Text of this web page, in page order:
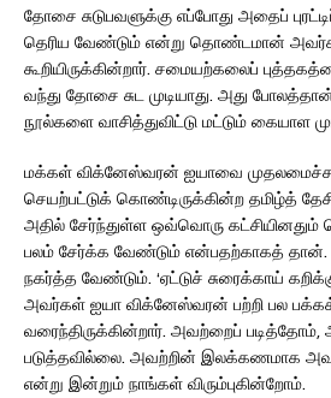
தோசை சுடுபவளுக்கு எப்போது அதைப்
தெரிய வேண்டும் என்று தொண்டமான்
கூறியிருக்கின்றார். சமையற்கலைப்
வந்து தோசை சுட முடியாது. அது
நூல்களை வாசித்துவிட்டு மட்டும் கையாள
மக்கள் விக்னேஸ்வரன் ஐயாவை
செயற்பட்டுக் கொண்டிருக்கின்ற தமிழ்த்
அதில் சேர்ந்துள்ள ஒவ்வொரு கட்சியினதும்
பலம் சேர்க்க வேண்டும் என்பதற்காகத் தான்.
நகர்த்த வேண்டும். ‘ஏட்டுச் சுரைக்காய்
அவர்கள் ஐயா விக்னேஸ்வரன் பற்றி பல
வரைந்திருக்கின்றார். அவற்றைப் படித்தோம்,
படுத்தவில்லை. அவற்றின் இலக்கணமாக அவர்
என்று இன்றும் நாங்கள் விரும்புகின்றோம்.